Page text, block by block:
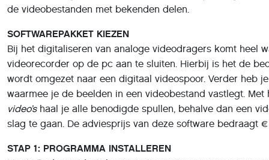
SOFTWAREPAKKET KIEZEN
videorecorder op de pc aan te sluiten. Hierbij is het de
wordt omgezet naar een digitaal videospoor. Verder heb
waarmee je de beelden in een videobestand vastlegt.
video’shaal je alle benodigde spullen, behalve dan een
slag te gaan. De adviesprijs van deze software bedraagt €
STAP 1: PROGRAMMA INSTALLEREN
omvormer voor het aansluiten van videoapparatuur.